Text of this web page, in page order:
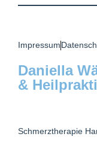
Impressum
Daniella
&
Schmerztherapie